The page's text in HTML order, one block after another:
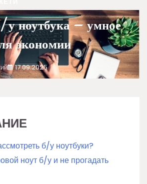
ноутбука – умное
экономии
17.09.2025
б/у ноутбуки?
ноут б/у и не прогадать